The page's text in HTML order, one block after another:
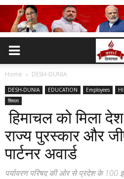
Home DESH-DUNIA
DESH-DUNIA EDUCATION Employees
शिमला
हिमाचल को मिला
राज्य पुरस्कार और
पार्टनर अवार्ड
पर्यावरण परिषद की ओर से प्रदेश के 100